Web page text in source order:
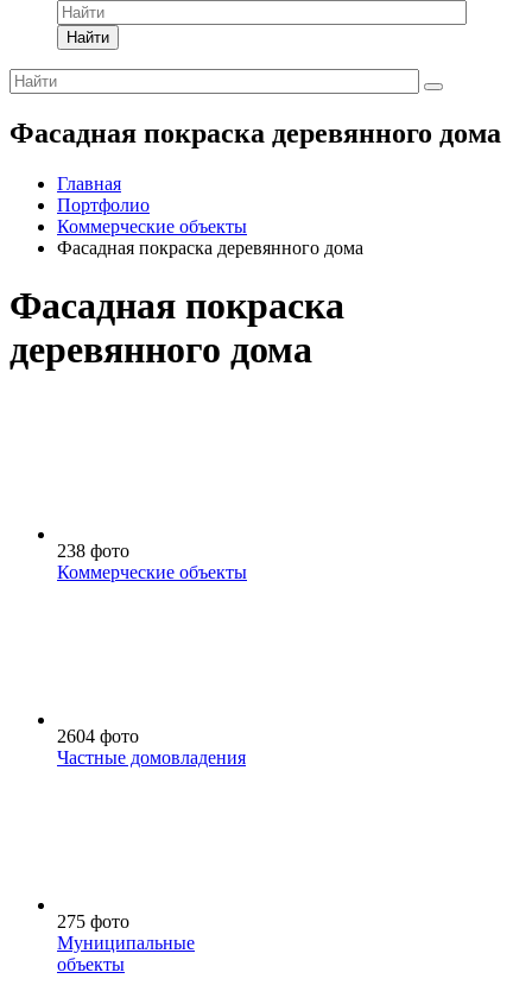
Найти
Фасадная покраска деревянного дома
Главная
Портфолио
Коммерческие объекты
Фасадная покраска деревянного дома
Фасадная покраска
деревянного дома
238 фото
Коммерческие объекты
2604 фото
Частные домовладения
275 фото
Муниципальные
объекты